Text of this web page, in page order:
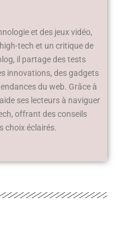
et des jeux vidéo,
tech et un critique de
il partage des tests
innovations, des gadgets
du web. Grâce à
ses lecteurs à naviguer
offrant des conseils
choix éclairés.